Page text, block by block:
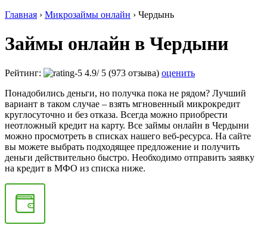
Главная › Микрозаймы онлайн › Чердынь
Займы онлайн в Чердыни
Рейтинг: 4.9/ 5 (973 отзыва) оценить
Понадобились деньги, но получка пока не рядом? Лучший
вариант в таком случае – взять мгновенный микрокредит
круглосуточно и без отказа. Всегда можно приобрести
неотложный кредит на карту. Все займы онлайн в Чердыни
можно просмотреть в списках нашего веб-ресурса. На сайте
вы можете выбрать подходящее предложение и получить
деньги действительно быстро. Необходимо отправить заявку
на кредит в МФО из списка ниже.